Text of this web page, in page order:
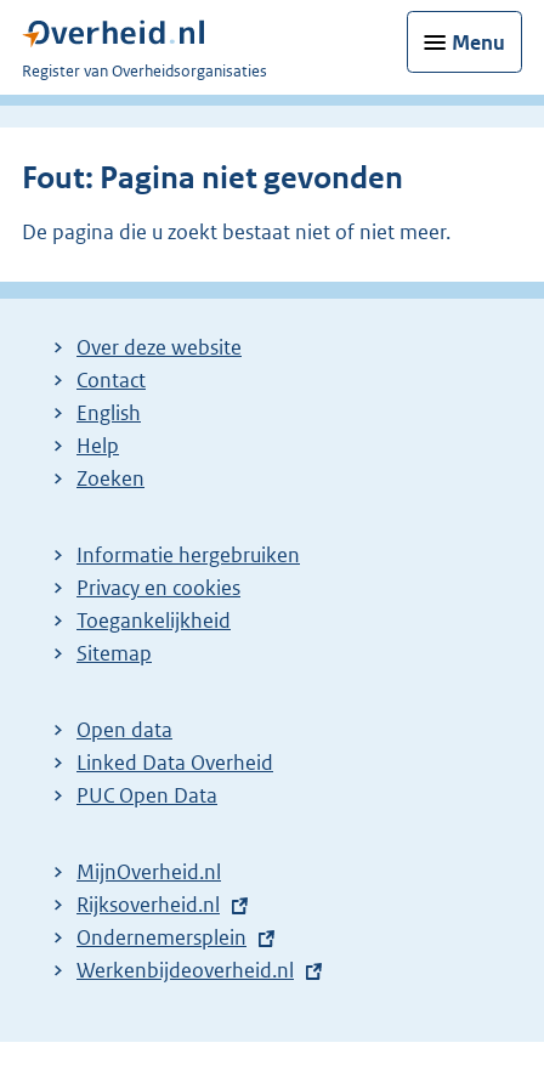
Menu
U
bent
Register van Overheidsorganisaties
Fout: Pagina niet gevonden
De pagina die u zoekt bestaat niet of niet meer.
Over deze website
Contact
English
Help
Zoeken
Informatie hergebruiken
Privacy en cookies
Toegankelijkheid
Sitemap
Open data
Linked Data Overheid
PUC Open Data
MijnOverheid.nl
E
x
t
r
Rijksoverheid.nl
E
x
e
Ondernemersplein
E
t
Werkenbijdeoverheid.nl